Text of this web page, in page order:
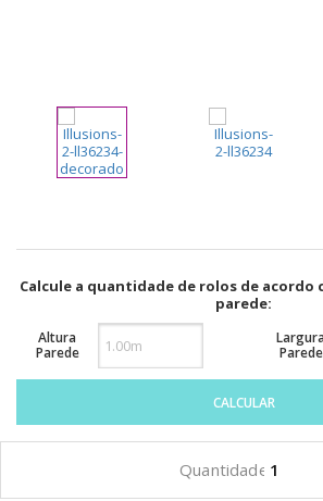
Calcule a quantidade de rolos de acordo
parede:
Altura
Parede
Largura
Parede
CALCULAR